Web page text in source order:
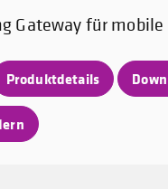
Gateway für
Produktdetails